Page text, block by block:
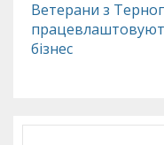
Ветерани з
бізнес